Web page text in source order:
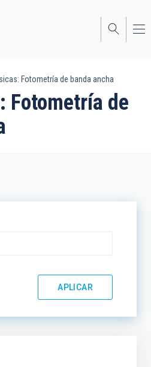
Fotometría de banda ancha
Fotometría de